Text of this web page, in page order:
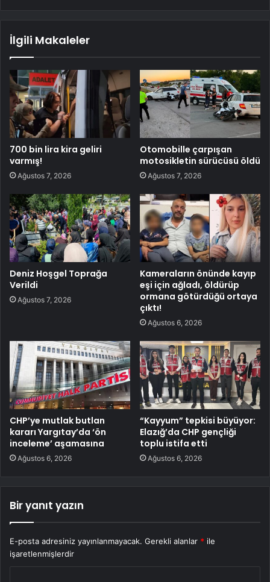
İlgili Makaleler
700 bin lira kira geliri
varmış!
Ağustos 7, 2026
Otomobille çarpışan
motosikletin sürücüsü öldü
Ağustos 7, 2026
Deniz Hoşgel Toprağa
Verildi
Ağustos 7, 2026
Kameraların önünde kayıp
eşi için ağladı, öldürüp
ormana götürdüğü ortaya
çıktı!
Ağustos 6, 2026
CHP’ye mutlak butlan
kararı Yargıtay’da ‘ön
inceleme’ aşamasına
Ağustos 6, 2026
“Kayyum” tepkisi büyüyor:
Elazığ’da CHP gençliği
toplu istifa etti
Ağustos 6, 2026
Bir yanıt yazın
E-posta adresiniz yayınlanmayacak. Gerekli alanlar * ile
işaretlenmişlerdir